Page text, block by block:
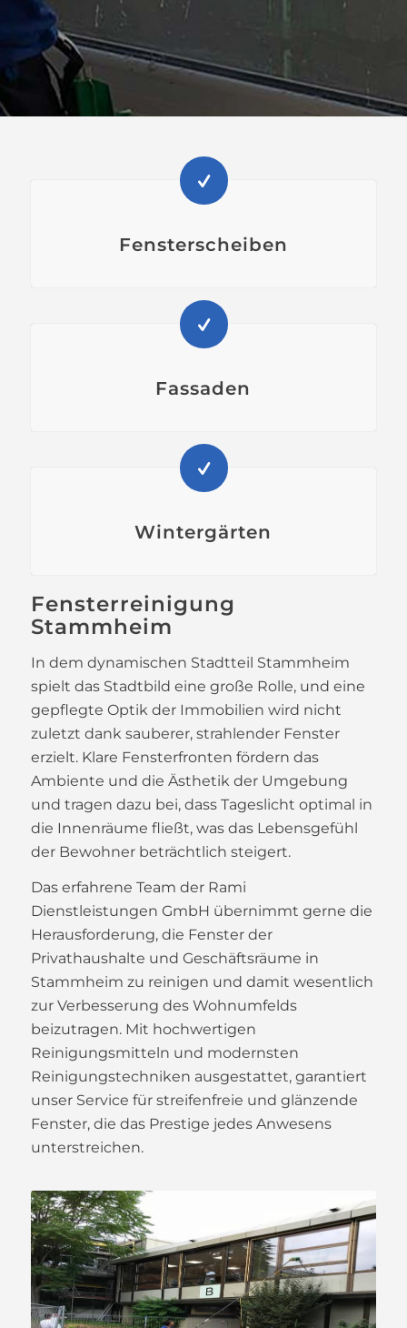
Fensterscheiben
Fassaden
Wintergärten
Fensterreinigung
Stammheim
In dem dynamischen Stadtteil Stammheim
spielt das Stadtbild eine große Rolle, und eine
gepflegte Optik der Immobilien wird nicht
zuletzt dank sauberer, strahlender Fenster
erzielt. Klare Fensterfronten fördern das
Ambiente und die Ästhetik der Umgebung
und tragen dazu bei, dass Tageslicht optimal in
die Innenräume fließt, was das Lebensgefühl
der Bewohner beträchtlich steigert.
Das erfahrene Team der Rami
Dienstleistungen GmbH übernimmt gerne die
Herausforderung, die Fenster der
Privathaushalte und Geschäftsräume in
Stammheim zu reinigen und damit wesentlich
zur Verbesserung des Wohnumfelds
beizutragen. Mit hochwertigen
Reinigungsmitteln und modernsten
Reinigungstechniken ausgestattet, garantiert
unser Service für streifenfreie und glänzende
Fenster, die das Prestige jedes Anwesens
unterstreichen.